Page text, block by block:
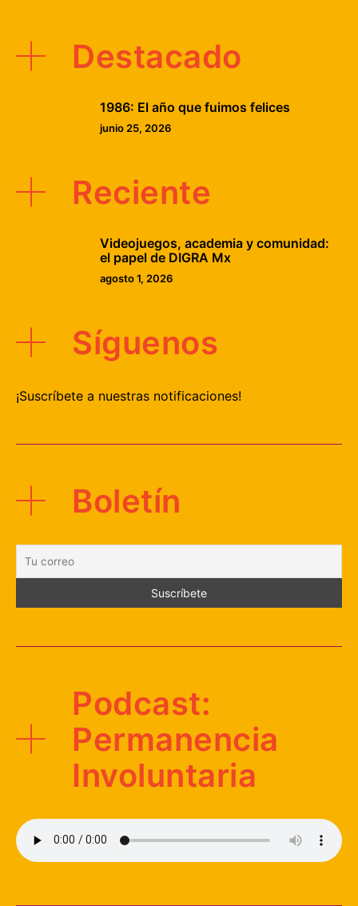
Destacado
1986: El año que fuimos felices
junio 25, 2026
Reciente
Videojuegos, academia y comunidad:
el papel de DIGRA Mx
agosto 1, 2026
Síguenos
¡Suscríbete a nuestras notificaciones!
Boletín
Podcast:
Permanencia
Involuntaria